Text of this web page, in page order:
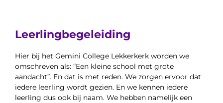
Leerlingbegeleiding
Hier bij het Gemini College Lekkerkerk worden we
omschreven als: “Een kleine school met grote
aandacht”. En dat is met reden. We zorgen ervoor dat
iedere leerling wordt gezien. En we kennen iedere
leerling dus ook bij naam. We hebben namelijk een